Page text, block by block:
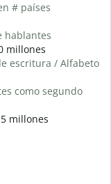
# países
hablantes
millones
escritura / Alfabeto
como segundo
millones